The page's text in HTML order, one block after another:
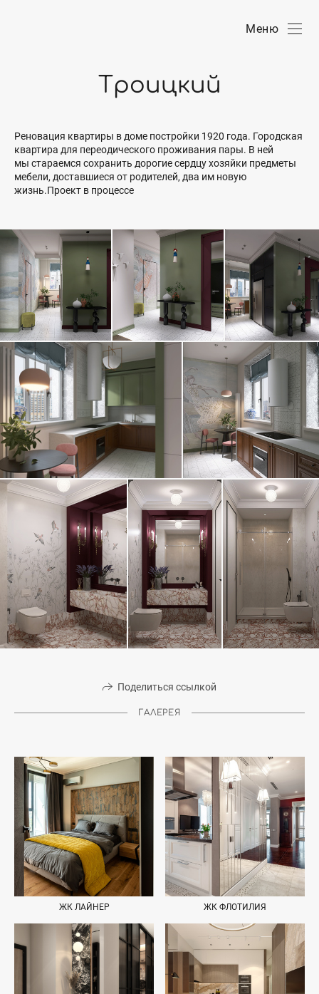
Меню
Троицкий
Реновация квартиры в доме постройки 1920 года. Городская
квартира для переодического проживания пары. В ней
мы стараемся сохранить дорогие сердцу хозяйки предметы
мебели, доставшиеся от родителей, два им новую
жизнь.Проект в процессе
Поделиться ссылкой
ГАЛЕРЕЯ
ЖК ЛАЙНЕР ЖК ФЛОТИЛИЯ